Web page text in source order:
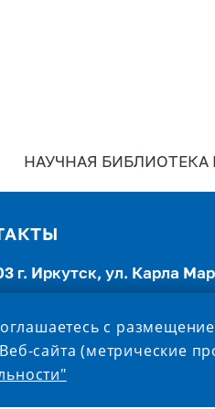
НАУЧНАЯ
г. Иркутск, ул. Карла
комиссия:(3952) 521-
priem@isu.ru
с
сайта (метрические